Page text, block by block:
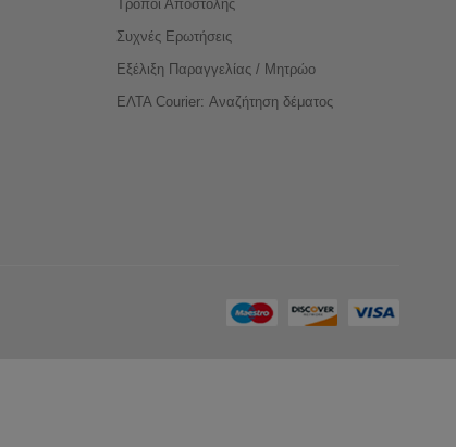
Τρόποι Αποστολής
Συχνές Ερωτήσεις
Εξέλιξη Παραγγελίας / Μητρώο
ΕΛΤΑ Courier: Αναζήτηση δέματος